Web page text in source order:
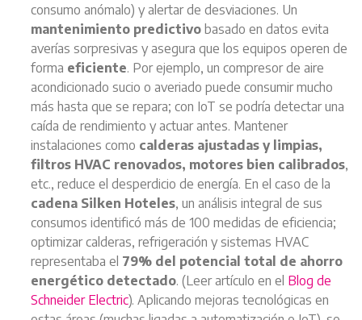
consumo anómalo) y alertar de desviaciones. Un
mantenimiento predictivo basado en datos evita
averías sorpresivas y asegura que los equipos operen de
forma eficiente. Por ejemplo, un compresor de aire
acondicionado sucio o averiado puede consumir mucho
más hasta que se repara; con IoT se podría detectar una
caída de rendimiento y actuar antes. Mantener
instalaciones como calderas ajustadas y limpias,
filtros HVAC renovados, motores bien calibrados,
etc., reduce el desperdicio de energía. En el caso de la
cadena Silken Hoteles, un análisis integral de sus
consumos identificó más de 100 medidas de eficiencia;
optimizar calderas, refrigeración y sistemas HVAC
representaba el 79% del potencial total de ahorro
energético detectado. (Leer artículo en el Blog de
Schneider Electric). Aplicando mejoras tecnológicas en